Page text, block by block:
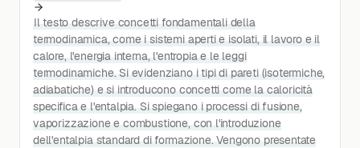
Il testo descrive concetti fondamentali della
termodinamica, come i sistemi aperti e isolati, il lavoro e il
calore, l'energia interna, l'entropia e le leggi
termodinamiche. Si evidenziano i tipi di pareti (isotermiche,
adiabatiche) e si introducono concetti come la caloricità
specifica e l'entalpia. Si spiegano i processi di fusione,
vaporizzazione e combustione, con l'introduzione
dell'entalpia standard di formazione. Vengono presentate